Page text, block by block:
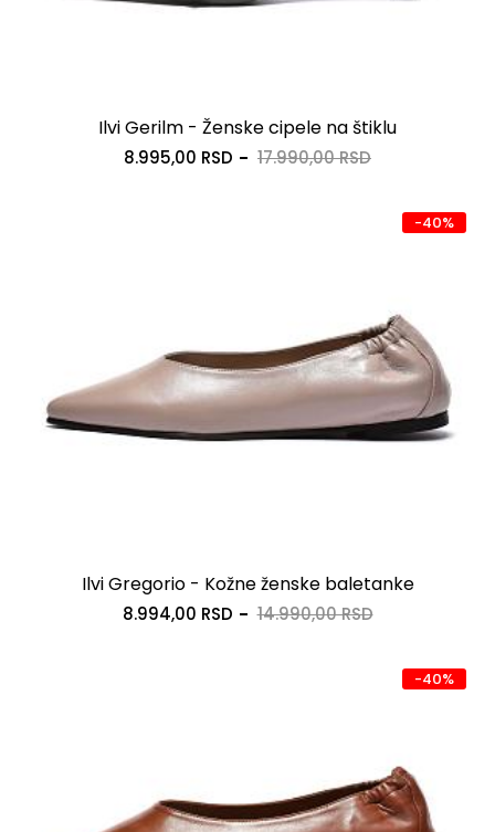
Ilvi Gerilm - Ženske cipele na štiklu
8.995,00 RSD 17.990,00 RSD
-40%
Ilvi Gregorio - Kožne ženske baletanke
8.994,00 RSD 14.990,00 RSD
-40%